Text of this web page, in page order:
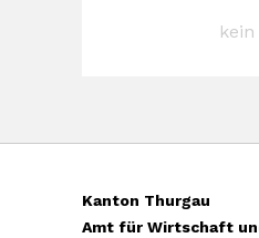
Kanton Thurgau
Amt für Wirtschaft